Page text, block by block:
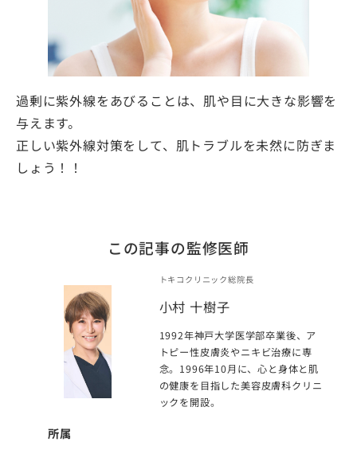
過剰に紫外線をあびることは、肌や目に大きな影響を
与えます。
正しい紫外線対策をして、肌トラブルを未然に防ぎま
しょう！！
この記事の監修医師
トキコクリニック総院長
小村 十樹子
1992年神戸大学医学部卒業後、ア
トピー性皮膚炎やニキビ治療に専
念。1996年10月に、心と身体と肌
の健康を目指した美容皮膚科クリニ
ックを開設。
所属